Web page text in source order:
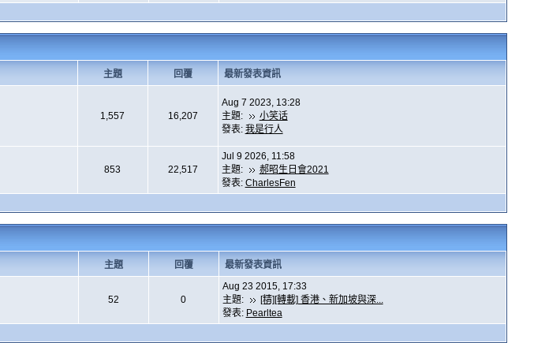
主題 回覆 最新發表資訊
1,557 16,207
Aug 7 2023, 13:28
主題:
小笑话
發表: 我是行人
853 22,517
Jul 9 2026, 11:58
主題:
郝昭生日會2021
發表: CharlesFen
主題 回覆 最新發表資訊
52 0
Aug 23 2015, 17:33
主題:
[精][轉載] 香港、新加坡與深...
發表: Pearltea